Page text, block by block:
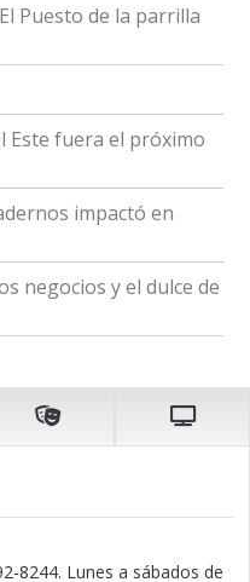
Puesto de la parrilla
Este fuera el próximo
impactó en
negocios y el dulce de
8244. Lunes a sábados de